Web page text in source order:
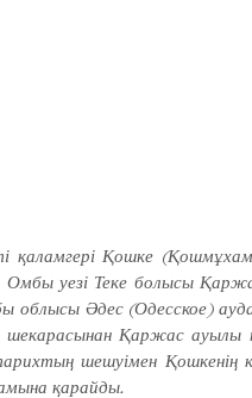
қаламгері Қошке
Омбы уезі Теке болысы
облысы Әдес (Одесское)
шек­ара­сынан Қаржас
шешуімен Қошкенің
қа­райды.